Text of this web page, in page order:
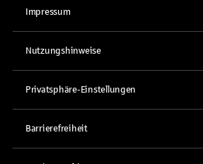
Impressum
Nutzungshinweise
Privatsphäre-Einstellungen
Barrierefreiheit